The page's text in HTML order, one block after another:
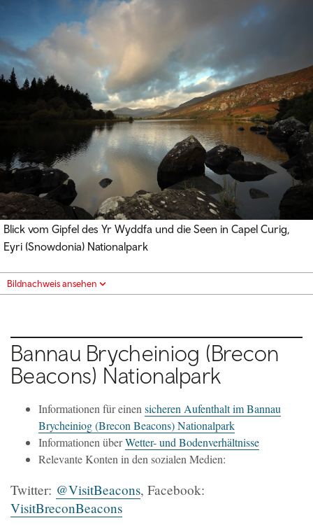
Blick vom Gipfel des Yr Wyddfa und die Seen in Capel Curig,
Eyri (Snowdonia) Nationalpark
Bildnachweis ansehen
Bannau Brycheiniog (Brecon
Beacons) Nationalpark
Informationen für einen sicheren Aufenthalt im Bannau
Brycheiniog (Brecon Beacons) Nationalpark
Informationen überWetter- und Bodenverhältnisse
Relevante Konten in den sozialen Medien:
Twitter: @VisitBeacons, Facebook:
VisitBreconBeacons